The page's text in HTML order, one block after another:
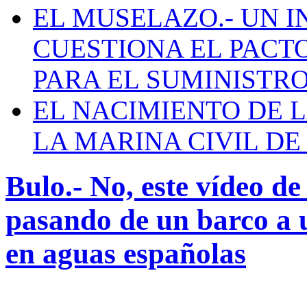
EL MUSELAZO.- UN
CUESTIONA EL
PARA EL
EL NACIMIENTO DE
LA MARINA CIVIL DE
Bulo.- No, este vídeo
pasando de un barco a
en aguas españolas